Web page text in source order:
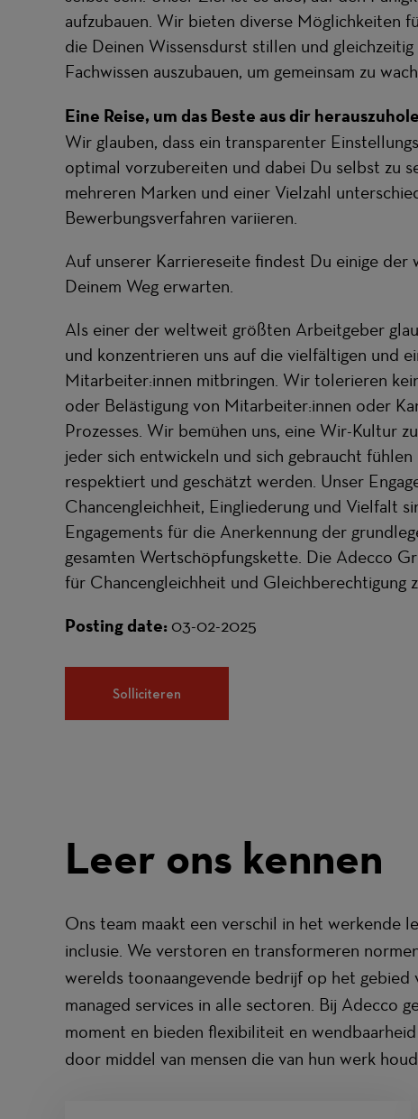
aufzubauen. Wir bieten diverse Möglichkeiten
die Deinen Wissensdurst stillen und
Fachwissen auszubauen, um gemeinsam zu
Eine Reise, um das Beste aus dir
Wir glauben, dass ein transparenter
optimal vorzubereiten und dabei Du selbst zu
mehreren Marken und einer Vielzahl
Bewerbungsverfahren variieren.
Auf unserer Karriereseite findest Du einige der
Deinem Weg erwarten.
Als einer der weltweit größten Arbeitgeber
und konzentrieren uns auf die vielfältigen und
Mitarbeiter:innen mitbringen. Wir tolerieren
oder Belästigung von Mitarbeiter:innen oder
Prozesses. Wir bemühen uns, eine Wir-Kultur
jeder sich entwickeln und sich gebraucht
respektiert und geschätzt werden. Unser
Chancengleichheit, Eingliederung und Vielfalt
Engagements für die Anerkennung der
gesamten Wertschöpfungskette. Die Adecco
für Chancengleichheit und Gleichberechtigung
Posting date: 03-02-2025
Solliciteren
Leer ons kennen
Ons team maakt een verschil in het werkende
inclusie. We verstoren en transformeren
werelds toonaangevende bedrijf op het gebied
managed services in alle sectoren. Bij Adecco
moment en bieden flexibiliteit en
door middel van mensen die van hun werk